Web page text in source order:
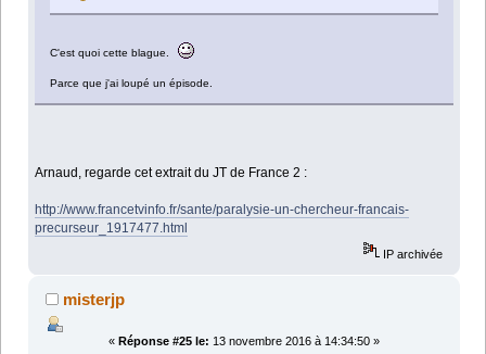
C'est quoi cette blague.
Parce que j'ai loupé un épisode.
Arnaud, regarde cet extrait du JT de France 2 :
http://www.francetvinfo.fr/sante/paralysie-un-chercheur-francais-
precurseur_1917477.html
IP archivée
misterjp
« Réponse #25 le: 13 novembre 2016 à 14:34:50 »